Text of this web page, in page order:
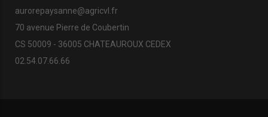
aurorepaysanne@agricvl.fr
70 avenue Pierre de Coubertin
CS 50009 - 36005 CHATEAUROUX CEDEX
02.54.07.66.66